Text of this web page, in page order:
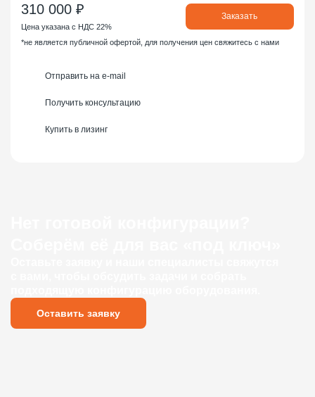
310 000 ₽
Цена указана с НДС 22%
Заказать
*не является публичной офертой, для получения цен свяжитесь с нами
Отправить на e-mail
Получить консультацию
Купить в лизинг
Оставить заявку